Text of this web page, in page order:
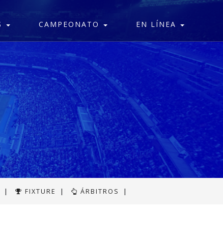
CAMPEONATO EN LÍNEA
| FIXTURE | ÁRBITROS |